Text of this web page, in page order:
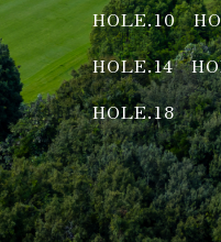
HOLE.10
HOLE.14
HOLE.18